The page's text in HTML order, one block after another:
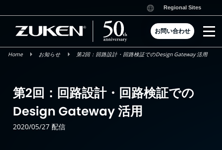
to
content
Regional Sites
お問い合わせ
Home お知らせ 第2回：回路設計・回路検証でのDesign Gateway 活用
第2回：回路設計・回路検証での
Design Gateway 活用
2020/05/27 配信